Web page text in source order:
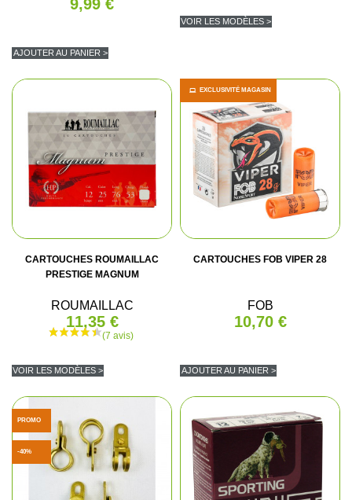
(12 avis)
9,99 €
AJOUTER AU PANIER >
VOIR LES MODÈLES >
CARTOUCHES ROUMAILLAC
PRESTIGE MAGNUM
ROUMAILLAC
11,35 €
VOIR LES MODÈLES >
CARTOUCHES FOB VIPER 28
FOB
10,70 €
AJOUTER AU PANIER >
EXCLUSIVITÉ MAGASIN
PROMO
-40%